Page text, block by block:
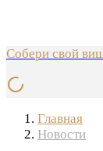
Собери свой
Главная
Новости